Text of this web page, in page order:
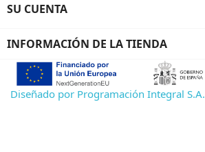
SU CUENTA
INFORMACIÓN DE LA TIENDA
Diseñado por Programación Integral S.A.